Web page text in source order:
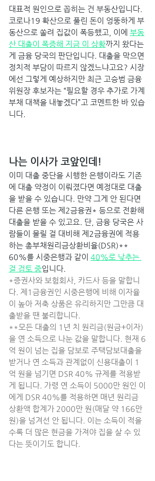
대표적 원인으로 꼽히는 건 부동산입니다.
코로나19 확산으로 풀린 돈이 엉뚱하게 부
동산으로 쏠려 집값이 폭등했고, 이에 부동
산 대출이 폭증해 지금 이 상황까지 왔다는
게 금융 당국의 판단입니다. 대출을 막으면
정치적 부담이 따르지 않겠느냐고요? 시장
에선 그렇게 예상하지만 최근 고승범 금융
위원장 후보자는 “필요할 경우 추가로 가계
부채 대책을 내놓겠다”고 코멘트한 바 있습
니다.
나는 이사가 코앞인데!
이미 대출 중단을 시행한 은행이라도 기존
에 대출 약정이 이뤄졌다면 예정대로 대출
을 받을 수 있습니다. 만약 그게 안 된다면
다른 은행 또는 제2금융권* 등으로 전환해
대출을 받을 수 있고요. 단, 금융 당국은 사
람들이 몰릴 걸 대비해 제2금융권에 적용
하는 총부채원리금상환비율(DSR)**
60%를 시중은행과 같이 40%로 낮추는
걸 검토 중입니다.
*증권사와 보험회사, 카드사 등을 말합니
다. 제1금융권인 시중은행에 비해 이자율
이 높아 저축 상품은 유리하지만 그만큼 대
출받을 땐 불리합니다.
**모든 대출의 1년 치 원리금(원금+이자)
을 연 소득으로 나눈 값을 말합니다. 현재 6
억 원이 넘는 집을 담보로 주택담보대출을
받거나 연 소득과 관계없이 신용대출이 1
억 원을 넘기면 DSR 40% 규제를 적용받
게 됩니다. 가령 연 소득이 5000만 원인 이
에게 DSR 40%를 적용하면 매년 원리금
상환액 합계가 2000만 원(매달 약 166만
원)을 넘겨선 안 됩니다. 이는 소득이 적을
수록 더 많은 현금을 가져야 집을 살 수 있
다는 뜻이기도 합니다.